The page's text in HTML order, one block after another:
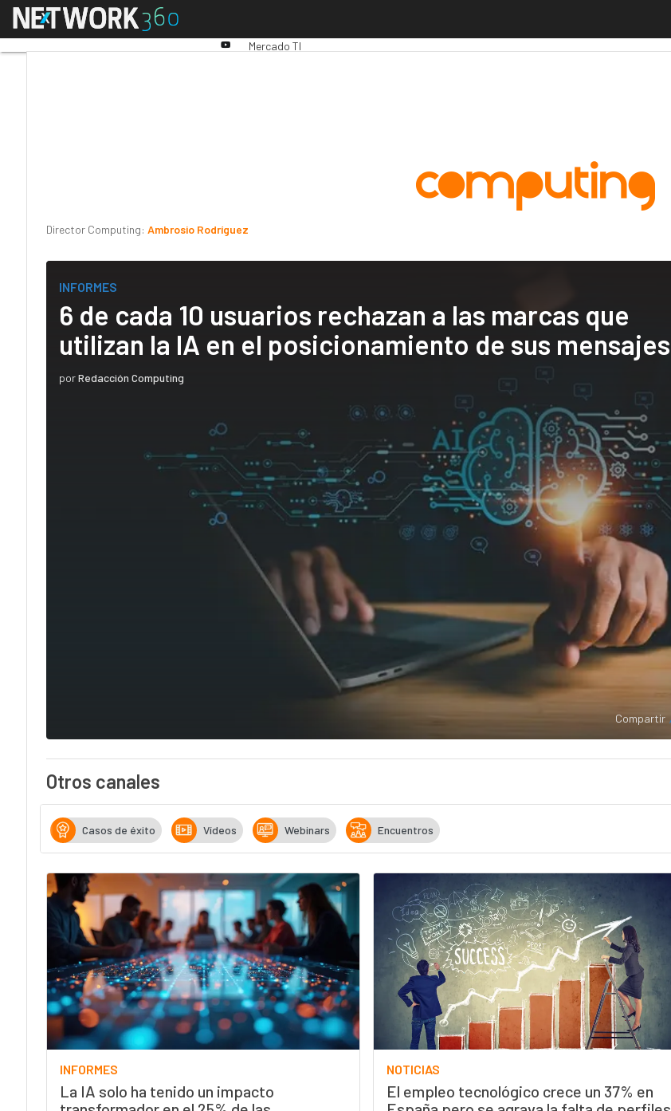
Menú
Youtube-
Mercado TI
Director Computing: Ambrosio Rodríguez
INFORMES
6 de cada 10 usuarios rechazan a las marcas que
utilizan la IA en el posicionamiento de sus mensajes
porRedacción Computing
Compartir
Otros canales
Casos de éxito Vídeos Webinars Encuentros
INFORMES
La IA solo ha tenido un impacto
NOTICIAS
El empleo tecnológico crece un 37% en